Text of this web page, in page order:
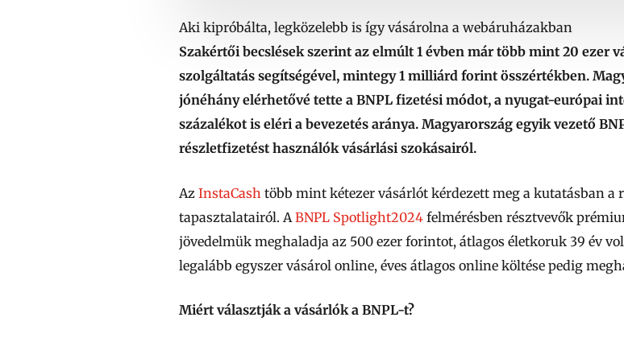
Aki kipróbálta, legközelebb is így vásárolna a webáruházakban
Szakértői becslések szerint az elmúlt 1 évben már több mint 20 ezer
szolgáltatás segítségével, mintegy 1 milliárd forint összértékben.
jónéhány elérhetővé tette a BNPL fizetési módot, a nyugat-európai
százalékot is eléri a bevezetés aránya. Magyarország egyik vezető
részletfizetést használók vásárlási szokásairól.
Az InstaCash több mint kétezer vásárlót kérdezett meg a kutatásban a
tapasztalatairól. A BNPL Spotlight2024 felmérésben résztvevők
jövedelmük meghaladja az 500 ezer forintot, átlagos életkoruk 39 év
legalább egyszer vásárol online, éves átlagos online költése pedig
Miért választják a vásárlók a BNPL-t?